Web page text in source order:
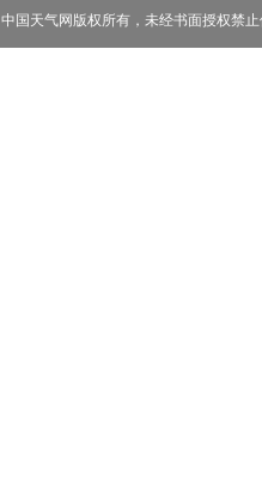
中国天气网版权所有，未经书面授权